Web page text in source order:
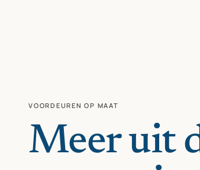
VOORDEUREN OP MAAT
Meer uit